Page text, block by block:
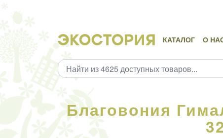
КАТАЛОГ О
Благовония